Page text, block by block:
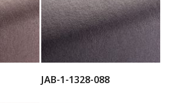
JAB-1-1328-088